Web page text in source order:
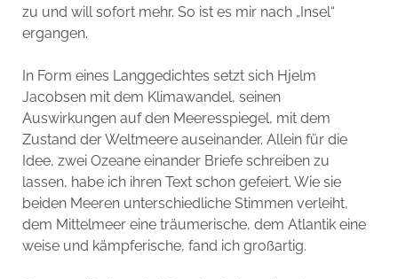
zu und will sofort mehr. So ist es mir nach „Insel“
ergangen.
In Form eines Langgedichtes setzt sich Hjelm
Jacobsen mit dem Klimawandel, seinen
Auswirkungen auf den Meeresspiegel, mit dem
Zustand der Weltmeere auseinander. Allein für die
Idee, zwei Ozeane einander Briefe schreiben zu
lassen, habe ich ihren Text schon gefeiert. Wie sie
beiden Meeren unterschiedliche Stimmen verleiht,
dem Mittelmeer eine träumerische, dem Atlantik eine
weise und kämpferische, fand ich großartig.